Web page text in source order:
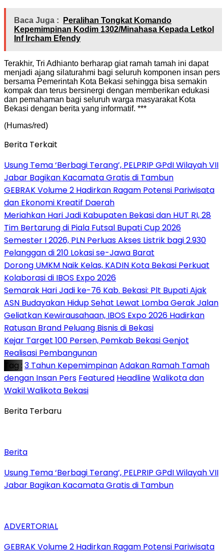
Baca Juga :
Peralihan Tongkat Komando
Kepemimpinan Kodim 1302/Minahasa Kepada Letkol
Inf Ircham Efendy
Terakhir, Tri Adhianto berharap giat ramah tamah ini dapat
menjadi ajang silaturahmi bagi seluruh komponen insan pers
bersama Pemerintah Kota Bekasi sehingga bisa semakin
kompak dan terus bersinergi dengan memberikan edukasi
dan pemahaman bagi seluruh warga masyarakat Kota
Bekasi dengan berita yang informatif. ***
(Humas/red)
Berita Terkait
‎Usung Tema ‘Berbagi Terang’, PELPRIP GPdI Wilayah VII
Jabar Bagikan Kacamata Gratis di Tambun
GEBRAK Volume 2 Hadirkan Ragam Potensi Pariwisata
dan Ekonomi Kreatif Daerah
Meriahkan Hari Jadi Kabupaten Bekasi dan HUT RI, 28
Tim Bertarung di Piala Futsal Bupati Cup 2026
Semester I 2026, PLN Perluas Akses Listrik bagi 2.930
Pelanggan di 210 Lokasi se-Jawa Barat
Dorong UMKM Naik Kelas, KADIN Kota Bekasi Perkuat
Kolaborasi di IBOS Expo 2026
‎Semarak Hari Jadi ke-76 Kab. Bekasi: Plt Bupati Ajak
ASN Budayakan Hidup Sehat Lewat Lomba Gerak Jalan
‎Geliatkan Kewirausahaan, IBOS Expo 2026 Hadirkan
Ratusan Brand Peluang Bisnis di Bekasi
Kejar Target 100 Persen, Pemkab Bekasi Genjot
Realisasi Pembangunan
Tag : 3 Tahun KepemimpinanAdakan Ramah Tamah
dengan Insan Pers Featured HeadlineWalikota dan
Wakil Walikota Bekasi
Berita Terbaru
Berita
‎Usung Tema ‘Berbagi Terang’, PELPRIP GPdI Wilayah VII
Jabar Bagikan Kacamata Gratis di Tambun
ADVERTORIAL
GEBRAK Volume 2 Hadirkan Ragam Potensi Pariwisata